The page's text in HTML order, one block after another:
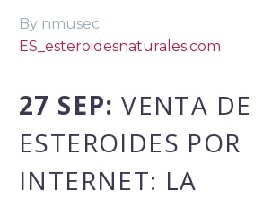
By nmusec
ES_esteroidesnaturales.com
27 SEP:VENTA DE
ESTEROIDES POR
INTERNET: LA